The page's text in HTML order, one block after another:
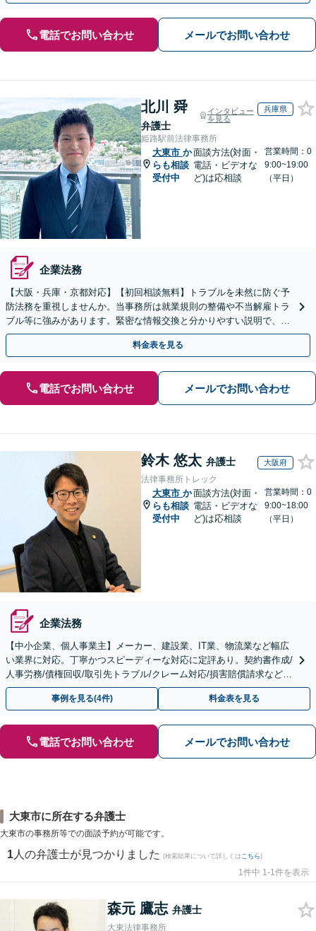
電話でお問い合わせ メールでお問い合わせ
北川 舜
弁護士
インタビュー
を見る
兵庫県
姫路駅前法律事務所
大東市 か
らも相談
受付中
面談方法(対面・
電話・ビデオな
ど)は応相談
営業時間：0
9:00~19:00
（平日）
企業法務
【大阪・兵庫・京都対応】【初回相談無料】トラブルを未然に防ぐ予
防法務を重視しませんか。当事務所は就業規則の整備や不当解雇トラ
ブル等に強みがあります。緊密な情報交換と分かりやすい説明で、経
営の安定を支えます。スポット相談も歓迎！
料金表を見る
電話でお問い合わせ メールでお問い合わせ
鈴木 悠太 弁護士 大阪府
法律事務所トレック
大東市 か
らも相談
受付中
面談方法(対面・
電話・ビデオな
ど)は応相談
営業時間：0
9:00~18:00
（平日）
企業法務
【中小企業、個人事業主】メーカー、建設業、IT業、物流業など幅広
い業界に対応。丁寧かつスピーディーな対応に定評あり。契約書作成/
人事労務/債権回収/取引先トラブル/クレーム対応/損害賠償請求など。
【顧問／スポット対応可】【Web面談可】
事例を見る(4件) 料金表を見る
電話でお問い合わせ メールでお問い合わせ
大東市に所在する弁護士
大東市の事務所等での面談予約が可能です。
1 人の弁護士が見つかりました (検索結果について詳しくは こちら)
1件中 1-1件を表示
森元 鷹志 弁護士
大東法律事務所